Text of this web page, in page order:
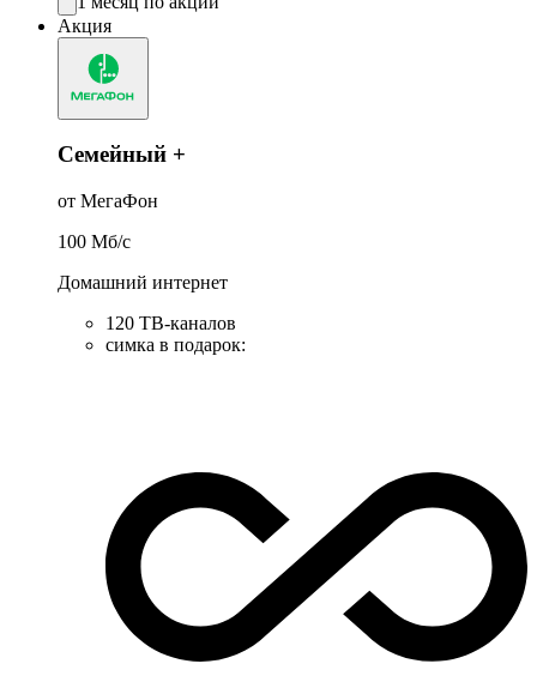
Акция
Семейный +
от МегаФон
100 Мб/c
Домашний интернет
120 ТВ-каналов
симка в подарок: